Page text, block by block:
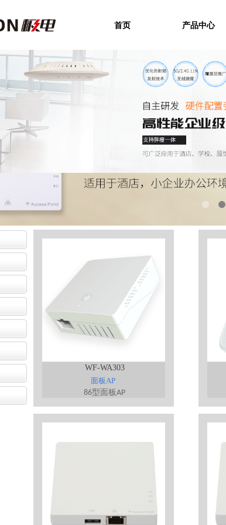
首页 产品中心
WF-WA303
面板AP
86型面板AP